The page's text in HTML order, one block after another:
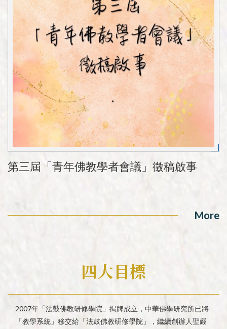
第三屆「青年佛教學者會議」徵稿啟事
More
四大目標
2007年「法鼓佛教研修學院」揭牌成立，中華佛學研究所已將
「教學系統」移交給「法鼓佛教研修學院」，繼續創辦人聖嚴